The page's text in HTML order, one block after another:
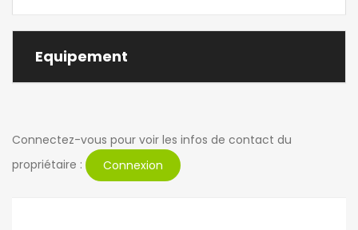
Equipement
Connectez-vous pour voir les infos de contact du
propriétaire :
Connexion